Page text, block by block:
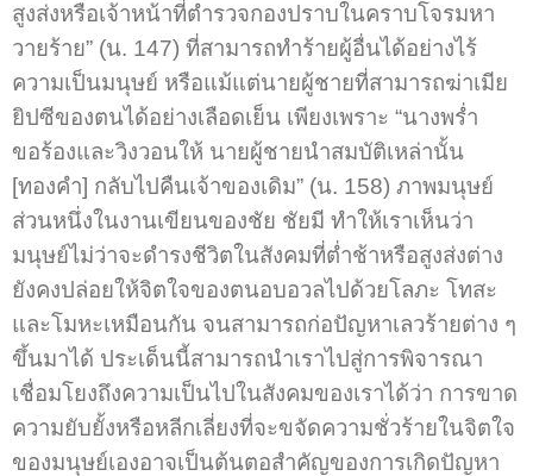
สูงส่งหรือเจ้าหน้าที่ตำรวจกองปราบในคราบโจรมหา
วายร้าย” (น. 147) ที่สามารถทำร้ายผู้อื่นได้อย่างไร้
ความเป็นมนุษย์ หรือแม้แต่นายผู้ชายที่สามารถฆ่าเมีย
ยิปซีของตนได้อย่างเลือดเย็น เพียงเพราะ “นางพร่ำ
ขอร้องและวิงวอนให้ นายผู้ชายนำสมบัติเหล่านั้น
[ทองคำ] กลับไปคืนเจ้าของเดิม” (น. 158) ภาพมนุษย์
ส่วนหนึ่งในงานเขียนของชัย ชัยมี ทำให้เราเห็นว่า
มนุษย์ไม่ว่าจะดำรงชีวิตในสังคมที่ต่ำช้าหรือสูงส่งต่าง
ยังคงปล่อยให้จิตใจของตนอบอวลไปด้วยโลภะ โทสะ
และโมหะเหมือนกัน จนสามารถก่อปัญหาเลวร้ายต่าง ๆ
ขึ้นมาได้ ประเด็นนี้สามารถนำเราไปสู่การพิจารณา
เชื่อมโยงถึงความเป็นไปในสังคมของเราได้ว่า การขาด
ความยับยั้งหรือหลีกเลี่ยงที่จะขจัดความชั่วร้ายในจิตใจ
ของมนุษย์เองอาจเป็นต้นตอสำคัญของการเกิดปัญหา